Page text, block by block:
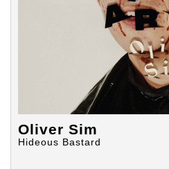
Oliver Sim
Hideous Bastard